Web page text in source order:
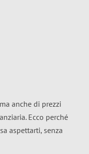
anche di prezzi
Ecco perché
aspettarti, senza